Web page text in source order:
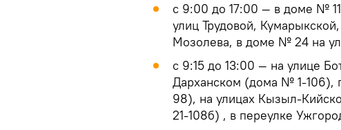
с 9:00 до 17:00 — в доме №
улиц Трудовой,
Мозолева, в доме № 24 на
с 9:15 до 13:00 — на улице
Дарханском (дома № 1-106),
98), на улицах Кызыл-
21-108б) , в переулке